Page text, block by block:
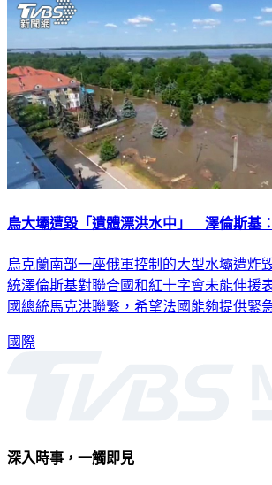
烏大壩遭毀「遺體漂洪水中」 澤倫斯基
烏克蘭南部一座俄軍控制的大型水壩遭炸
統澤倫斯基對聯合國和紅十字會未能伸援
國總統馬克洪聯繫，希望法國能夠提供緊
國際
深入時事，一觸即見